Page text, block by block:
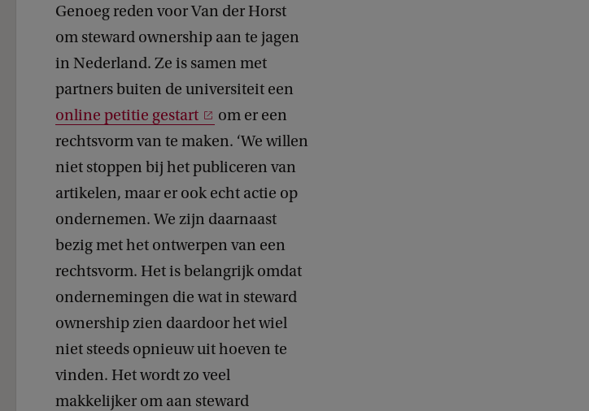
Genoeg reden voor Van der Horst
om steward ownership aan te jagen
in Nederland. Ze is samen met
partners buiten de universiteit een
online petitie gestart
om er een
rechtsvorm van te maken. ‘We willen
niet stoppen bij het publiceren van
artikelen, maar er ook echt actie op
ondernemen. We zijn daarnaast
bezig met het ontwerpen van een
rechtsvorm. Het is belangrijk omdat
ondernemingen die wat in steward
ownership zien daardoor het wiel
niet steeds opnieuw uit hoeven te
vinden. Het wordt zo veel
makkelijker om aan steward